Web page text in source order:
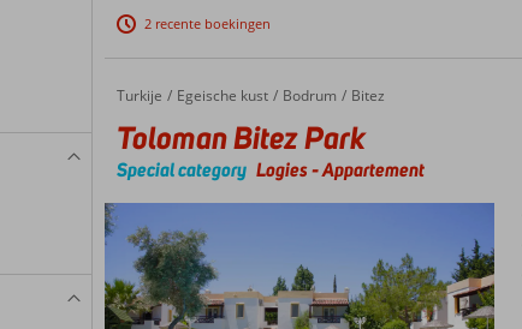
2 recente boekingen
Home
Turkije Egeische kust Bodrum Bitez
Toloman Bitez Park
Toloman Bitez Park
Special category Logies-Appartement